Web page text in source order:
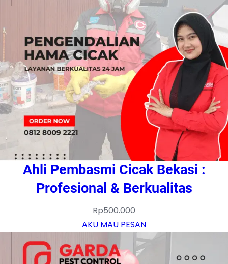
Ahli Pembasmi Cicak Bekasi :
Profesional & Berkualitas
Rp500.000
AKU MAU PESAN